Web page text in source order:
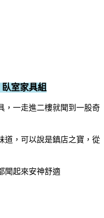
室家具組
，一走進二樓就聞到一股奇
道，可以說是鎮店之寶，從
聞起來安神舒適